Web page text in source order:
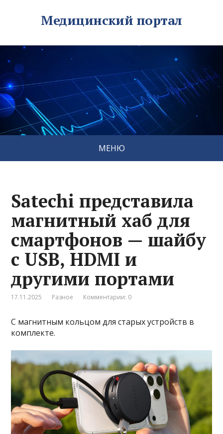
Медицинский портал
МЕНЮ
Satechi представила
магнитный хаб для
смартфонов — шайбу
с USB, HDMI и
другими портами
17.11.2025 Разное Комментарии: 0
С магнитным кольцом для старых устройств в
комплекте.